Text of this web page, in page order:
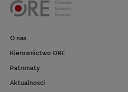
O nas
Kierownictwo ORE
Patronaty
Aktualności